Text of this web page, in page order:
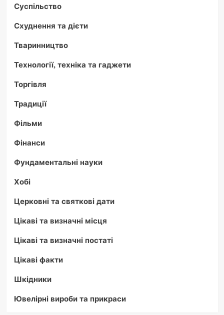
Суспільство
Схуднення та дієти
Тваринництво
Технології, техніка та гаджети
Торгівля
Традиції
Фільми
Фінанси
Фундаментальні науки
Хобі
Церковні та святкові дати
Цікаві та визначні місця
Цікаві та визначні постаті
Цікаві факти
Шкідники
Ювелірні вироби та прикраси